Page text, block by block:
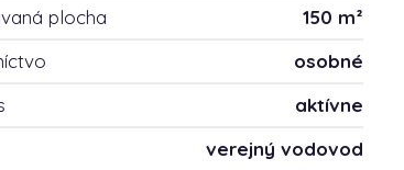
plocha
150 m²
osobné
aktívne
verejný vodovod